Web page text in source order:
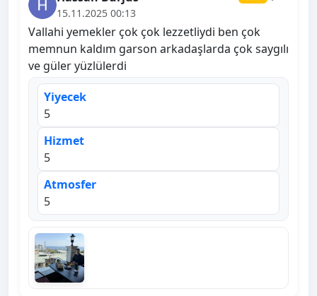
15.11.2025 00:13
Vallahi yemekler çok çok lezzetliydi ben çok
memnun kaldım garson arkadaşlarda çok saygılı
ve güler yüzlülerdi
Yiyecek
5
Hizmet
5
Atmosfer
5